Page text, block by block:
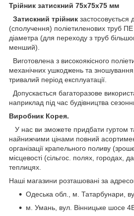
Трійник затискний 75х75х75 мм
Затискний трійник застосовується
(сполучення) поліетиленових труб ПЕ
діаметра (для переходу з труб
менший).
Виготовлена з високоякісного
механічних ушкоджень та
тривалий період експлуатації.
Допускається багаторазове
наприклад під час будівництва
Виробник Корея.
У нас ви зможете придбати гуртом
найнижчими цінами повний
організації крапельного поливу
місцевості (сільгос. полях, городах,
теплицях.
Наші магазини розташовані за
Одеська обл., м. Татарбунари,
м. Умань, вул. Вінницьке шосе